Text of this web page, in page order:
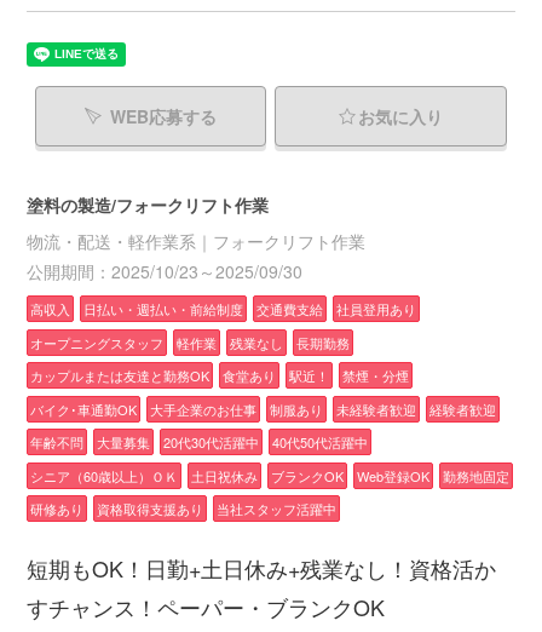
WEB応募する お気に入り
塗料の製造/フォークリフト作業
物流・配送・軽作業系｜フォークリフト作業
公開期間：2025/10/23～2025/09/30
高収入 日払い・週払い・前給制度 交通費支給
社員登用あり
オープニングスタッフ
軽作業 残業なし
長期勤務
カップルまたは友達と勤務OK
食堂あり 駅近！
禁煙・分煙
バイク･車通勤OK
大手企業のお仕事 制服あり 未経験者歓迎
経験者歓迎
年齢不問
大量募集 20代30代活躍中
40代50代活躍中
シニア（60歳以上）ＯＫ
土日祝休み ブランクOK Web登録OK
勤務地固定
研修あり
資格取得支援あり 当社スタッフ活躍中
短期もOK！日勤+土日休み+残業なし！資格活か
すチャンス！ペーパー・ブランクOK